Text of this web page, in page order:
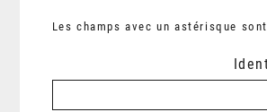
Les champs avec un astérisque